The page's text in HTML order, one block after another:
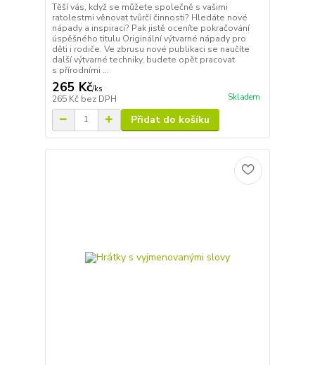
Těší vás, když se můžete společně s vašimi
ratolestmi věnovat tvůrčí činnosti? Hledáte nové
nápady a inspiraci? Pak jistě oceníte pokračování
úspěšného titulu Originální výtvarné nápady pro
děti i rodiče. Ve zbrusu nové publikaci se naučíte
další výtvarné techniky, budete opět pracovat
s přírodními ...
265 Kč/ks
265 Kč bez DPH Skladem
Přidat do košíku